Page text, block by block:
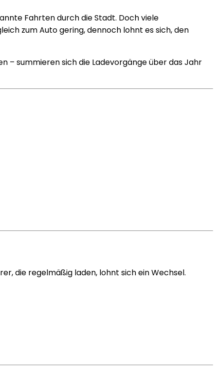
Fahrten durch die Stadt. Doch viele
zum Auto gering, dennoch lohnt es sich, den
– summieren sich die Ladevorgänge über das Jahr
die regelmäßig laden, lohnt sich ein Wechsel.